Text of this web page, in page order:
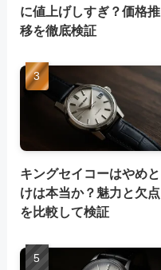
に値上げしすぎ？価格推
移を徹底検証
キングセイコーはやめと
けは本当か？魅力と欠点
を比較して検証